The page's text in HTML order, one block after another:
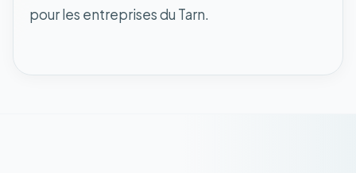
pour les entreprises du Tarn.